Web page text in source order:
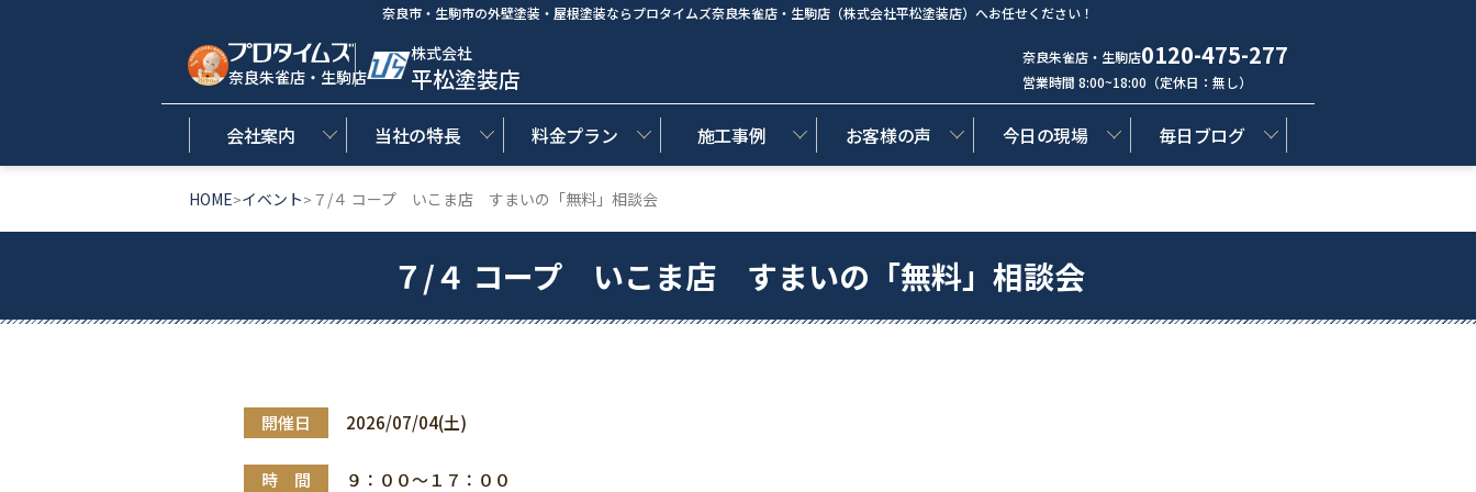
奈良市・生駒市の外壁塗装・屋根塗装ならプロタイムズ奈良朱雀店・生駒店（株式会社平松塗装店）へお任せください！
奈良朱雀店・生駒店
株式会社
平松塗装店
奈良朱雀店・生駒店0120-475-277
営業時間 8:00~18:00（定休日：無し）
会社案内 当社の特長 料金プラン 施工事例 お客様の声 今日の現場 毎日ブログ
HOME>イベント> ７/４ コープ いこま店 すまいの「無料」相談会
７/４ コープ いこま店 すまいの「無料」相談会
開催日 2026/07/04(土)
時 間 ９：００～１７：００